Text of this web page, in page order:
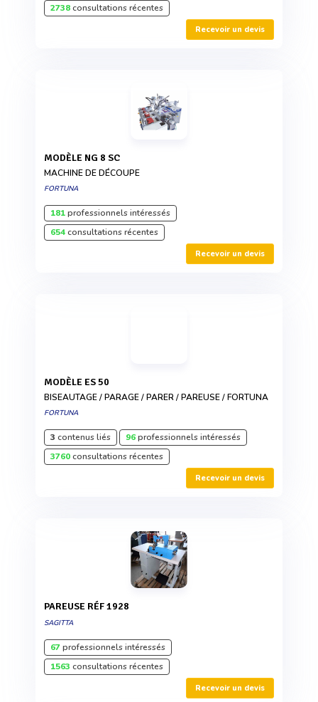
2738consultations récentes
Recevoir un devis
MODÈLE NG 8 SC
MACHINE DE DÉCOUPE
FORTUNA
181professionnels intéressés
654consultations récentes
Recevoir un devis
MODÈLE ES 50
BISEAUTAGE / PARAGE / PARER / PAREUSE / FORTUNA
FORTUNA
3 contenus liés 96professionnels intéressés
3760consultations récentes
Recevoir un devis
PAREUSE RÉF 1928
SAGITTA
67professionnels intéressés
1563 consultations récentes
Recevoir un devis